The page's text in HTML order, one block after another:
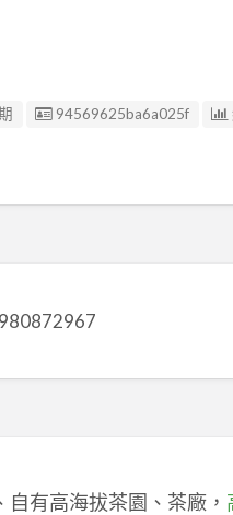
廣告编號
94569625ba6a025f
有高海拔茶園、茶廠，